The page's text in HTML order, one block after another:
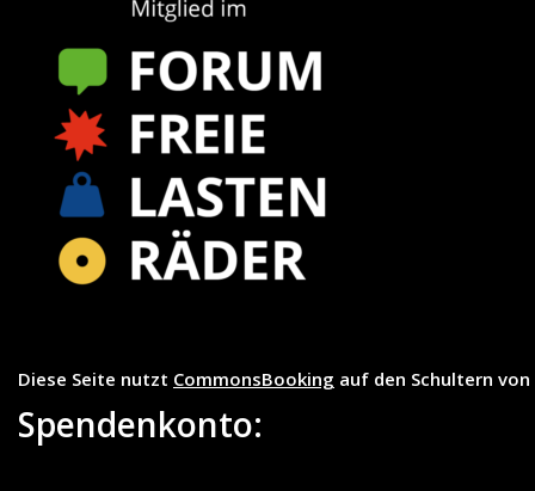
Diese Seite nutzt CommonsBooking auf den Schultern von
Spendenkonto: